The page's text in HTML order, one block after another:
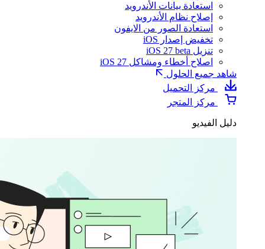
استعادة بيانات الأندرويد
إصلاح نظام الأندرويد
استعادة الصور من الايفون
تخفيض إصدار iOS
تنزيل iOS 27 beta
اصلاح أخطاء ومشاكل iOS 27
شاهد جميع الحلول
مركز التحميل
مركز المتجر
دليل الفيديو